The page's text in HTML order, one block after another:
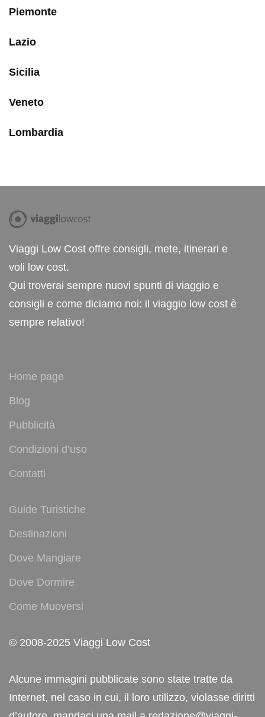
Piemonte
Lazio
Sicilia
Veneto
Lombardia
Viaggi Low Cost offre consigli, mete, itinerari e
voli low cost.
Qui troverai sempre nuovi spunti di viaggio e
consigli e come diciamo noi: il viaggio low cost è
sempre relativo!
Home page
Blog
Pubblicità
Condizioni d’uso
Contatti
Guide Turistiche
Destinazioni
Dove Mangiare
Dove Dormire
Come Muoversi
© 2008-2025 Viaggi Low Cost
Alcune immagini pubblicate sono state tratte da
Internet, nel caso in cui, il loro utilizzo, violasse diritti